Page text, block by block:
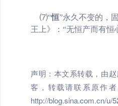
⑺“恒”永久不变的，
王上》：“无恒产而有恒
声明：本文系转载，由
客，转载请联系原作
http://blog.sina.com.cn/u/